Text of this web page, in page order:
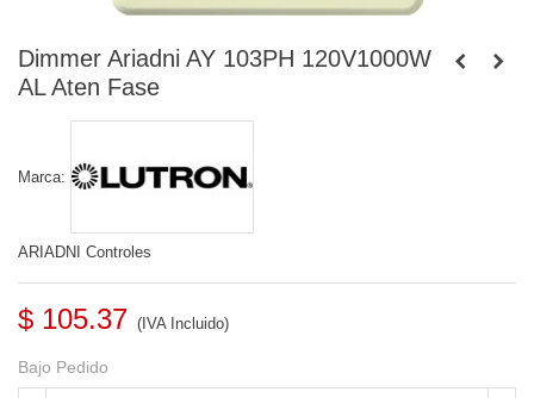
Dimmer Ariadni AY 103PH 120V1000W
AL Aten Fase
Marca:
ARIADNI Controles
$ 105.37 (IVA Incluido)
Bajo Pedido